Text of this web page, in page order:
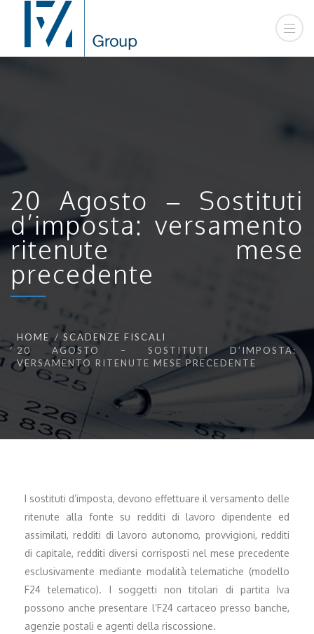
20 Agosto – Sostituti
d’imposta: versamento
ritenute mese
precedente
HOME
SCADENZE FISCALI
20 AGOSTO – SOSTITUTI D’IMPOSTA:
VERSAMENTO RITENUTE MESE PRECEDENTE
I sostituti d’imposta, devono effettuare il versamento delle
ritenute alla fonte su redditi di lavoro dipendente ed
assimilati, redditi di lavoro autonomo, provvigioni, redditi
di capitale, redditi diversi corrisposti nel mese precedente
esclusivamente mediante modalità telematiche (modello
F24 telematico). I soggetti non titolari di partita Iva
possono anche presentare l’F24 cartaceo presso banche,
agenzie postali e agenti della riscossione.